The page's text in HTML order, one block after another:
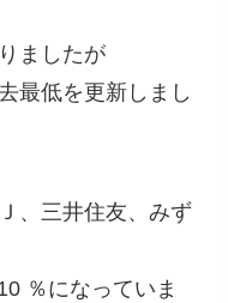
ましたが
最低を更新しまし
、三井住友、みず
％になっていま